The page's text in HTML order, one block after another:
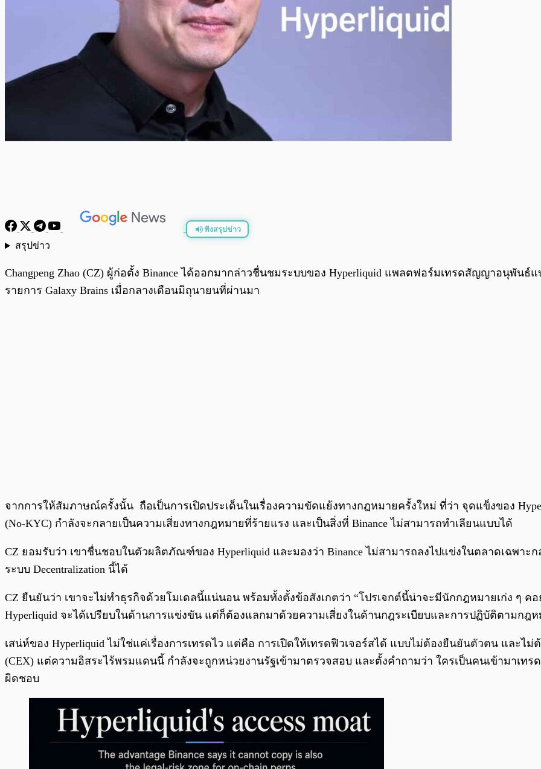
ฟังสรุปข่าว
สรุปข่าว
Changpeng Zhao (CZ) ผู้ก่อตั้ง Binance ได้ออกมากล่าวชื่นชมระบบของ Hyperliquid แพลตฟอร์มเทรดสัญญาอนุพันธ์
รายการ Galaxy Brains เมื่อกลางเดือนมิถุนายนที่ผ่านมา
จากการให้สัมภาษณ์ครั้งนั้น ถือเป็นการเปิดประเด็นในเรื่องความขัดแย้งทางกฎหมายครั้งใหม่ ที่ว่า จุดแข็งของ
(No-KYC) กำลังจะกลายเป็นความเสี่ยงทางกฎหมายที่ร้ายแรง และเป็นสิ่งที่ Binance ไม่สามารถทำเลียนแบบได้
CZ ยอมรับว่า เขาชื่นชอบในตัวผลิตภัณฑ์ของ Hyperliquid และมองว่า Binance ไม่สามารถลงไปแข่งในตลาดเฉพาะ
ระบบ Decentralization นี้ได้
CZ ยืนยันว่า เขาจะไม่ทำธุรกิจด้วยโมเดลนี้แน่นอน พร้อมทั้งตั้งข้อสังเกตว่า “โปรเจกต์นี้น่าจะมีนักกฎหมายเก่ง ๆ
Hyperliquid จะได้เปรียบในด้านการแข่งขัน แต่ก็ต้องแลกมาด้วยความเสี่ยงในด้านกฎระเบียบและการปฏิบัติตามกฎ
เสน่ห์ของ Hyperliquid ไม่ใช่แค่เรื่องการเทรดไว แต่คือ การเปิดให้เทรดฟิวเจอร์สได้ แบบไม่ต้องยืนยันตัวตน และไ
(CEX) แต่ความอิสระไร้พรมแดนนี้ กำลังจะถูกหน่วยงานรัฐเข้ามาตรวจสอบ และตั้งคำถามว่า ใครเป็นคนเข้ามาเท
ผิดชอบ